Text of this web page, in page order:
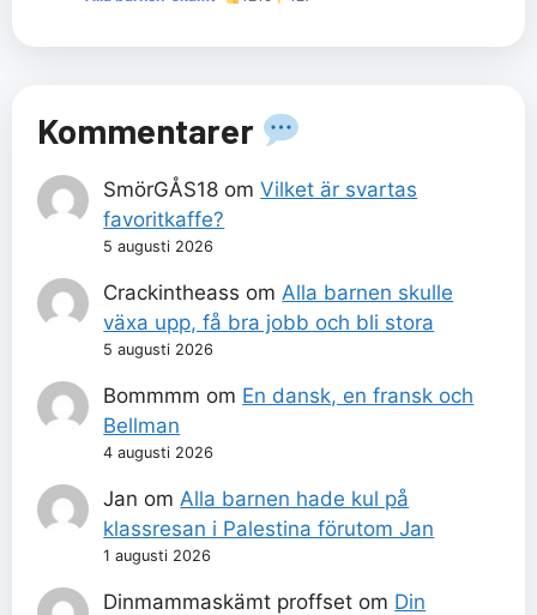
Kommentarer
SmörGÅS18 omVilket är svartas
favoritkaffe?
5 augusti 2026
Crackintheass om Alla barnen skulle
växa upp, få bra jobb och bli stora
5 augusti 2026
Bommmm om En dansk, en fransk och
Bellman
4 augusti 2026
Jan om Alla barnen hade kul på
klassresan i Palestina förutom Jan
1 augusti 2026
Dinmammaskämt proffset om Din